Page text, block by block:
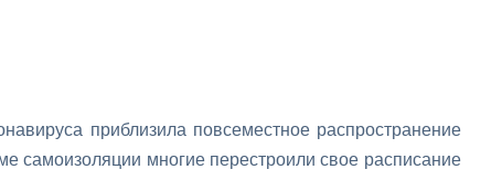
приблизила повсеместное распространение
самоизоляции многие перестроили свое расписание